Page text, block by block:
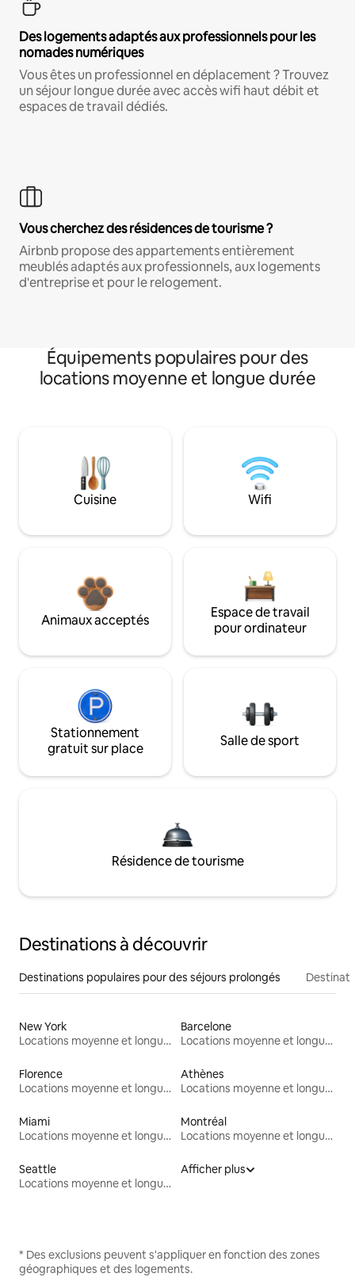
Des logements adaptés aux professionnels pour les
nomades numériques
Vous êtes un professionnel en déplacement ? Trouvez
un séjour longue durée avec accès wifi haut débit et
espaces de travail dédiés.
Vous cherchez des résidences de tourisme ?
Airbnb propose des appartements entièrement
meublés adaptés aux professionnels, aux logements
d'entreprise et pour le relogement.
Équipements populaires pour des
locations moyenne et longue durée
Cuisine Wifi
Animaux acceptés
Espace de travail
pour ordinateur
Stationnement
gratuit sur place
Salle de sport
Résidence de tourisme
Destinations à découvrir
Destinations populaires pour des séjours prolongés
New York
Locations moyenne et longue durée
Barcelone
Locations moyenne et longue durée
Florence
Locations moyenne et longue durée
Athènes
Locations moyenne et longue durée
Miami
Locations moyenne et longue durée
Montréal
Locations moyenne et longue durée
Seattle
Locations moyenne et longue durée
Afficher plus
* Des exclusions peuvent s'appliquer en fonction des zones
géographiques et des logements.